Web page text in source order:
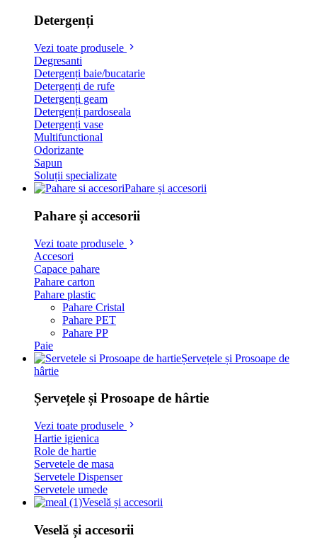
Detergenți
Vezi toate produsele
Degresanti
Detergenți baie/bucatarie
Detergenți de rufe
Detergenți geam
Detergenți pardoseala
Detergenți vase
Multifunctional
Odorizante
Sapun
Soluții specializate
Pahare și accesorii
Pahare și accesorii
Vezi toate produsele
Accesori
Capace pahare
Pahare carton
Pahare plastic
Pahare Cristal
Pahare PET
Pahare PP
Paie
Șervețele și Prosoape de
hârtie
Șervețele și Prosoape de hârtie
Vezi toate produsele
Hartie igienica
Role de hartie
Servetele de masa
Servetele Dispenser
Servetele umede
Veselă și accesorii
Veselă și accesorii